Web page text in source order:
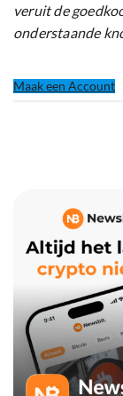
veruit de
onderstaande
Maak een Account